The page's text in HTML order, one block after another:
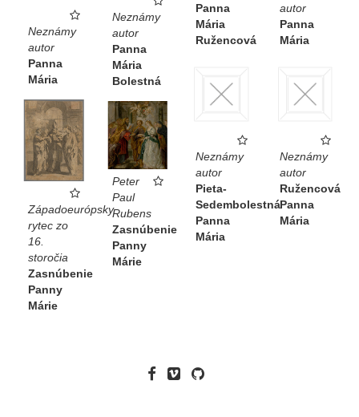
Panna
Mária
Ružencová
autor
Panna
Mária
Neznámy
autor
Panna
Mária
Bolestná
Neznámy
autor
Panna
Mária
Neznámy
autor
Pieta-
Sedembolestná
Panna
Mária
Neznámy
autor
Ružencová
Panna
Mária
Západoeurópsky
rytec zo
16.
storočia
Zasnúbenie
Panny
Márie
Peter
Paul
Rubens
Zasnúbenie
Panny
Márie